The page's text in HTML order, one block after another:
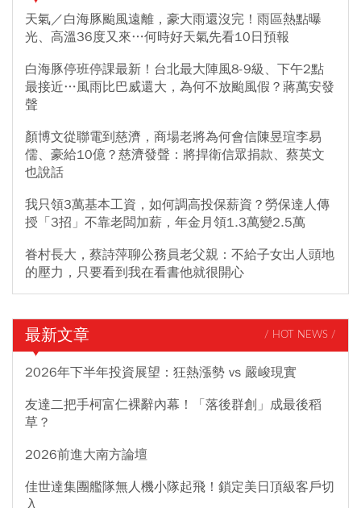
天氣／白海豚颱風遠離，豪大雨還沒完！雨區熱點曝
光、高溫36度又來…何時好天氣先看10日預報
白海豚停班停課最新！台北最大陣風8-9級、下午2點
最接近…風雨比巴威還大，為何不放颱風假？蔣萬安發
聲
顏博文從聯電到慈濟，商場老將為何會信陳昱瑄李易
儒、豪給10億？慈濟發聲：將捍衛信眾捐款、蔡英文
也說話
我只領3萬基本工資，如何調高投保薪資？勞保達人傳
授「3招」不靠老闆加薪，年金月領1.3萬變2.5萬
眷村長大，蔡詩萍聊公務員老父親：不給子女出人頭地
的壓力，只要看到我在看書他就很開心
最新文章 / HOT NEWS /
2026年下半年投資展望：狂熱漲勢 vs 嚴峻現實
友達二把手柯富仁裸辭內幕！「落後群創」成最後稻
草？
2026前進大南方論壇
佳世達集團艦隊無人機小隊起飛！鎖定美日頂級客戶切
入